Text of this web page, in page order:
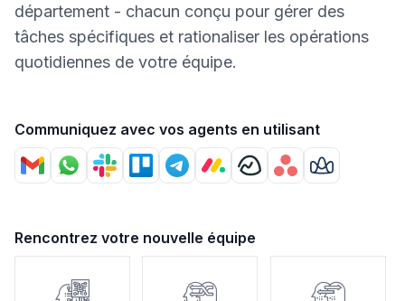
département - chacun conçu pour gérer des
tâches spécifiques et rationaliser les opérations
quotidiennes de votre équipe.
Communiquez avec vos agents en utilisant
Rencontrez votre nouvelle équipe